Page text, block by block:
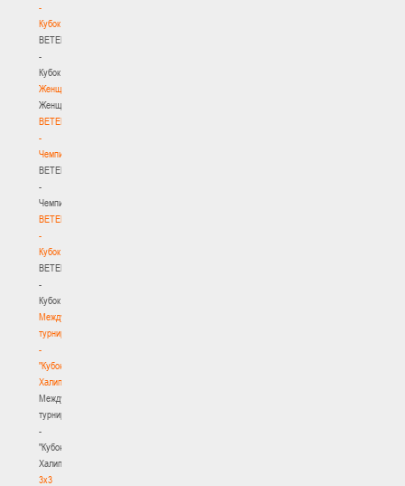
-
Кубок
BETERA
-
Кубок
Женщины
Женщины
BETERA
-
Чемпионат
BETERA
-
Чемпионат
BETERA
-
Кубок
BETERA
-
Кубок
Международный
турнир
-
"Кубок
Халипского"
Международный
турнир
-
"Кубок
Халипского"
3x3